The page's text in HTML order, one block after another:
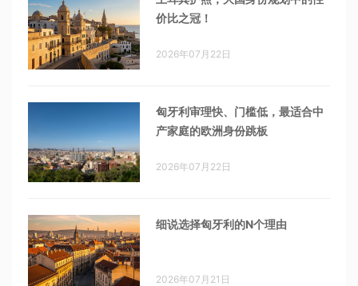
价比之冠！
2026年07月22日
匈牙利审理快、门槛低，最适合中
产家庭的欧洲身份跳板
2026年07月22日
细说选择匈牙利的N个理由
2026年07月21日